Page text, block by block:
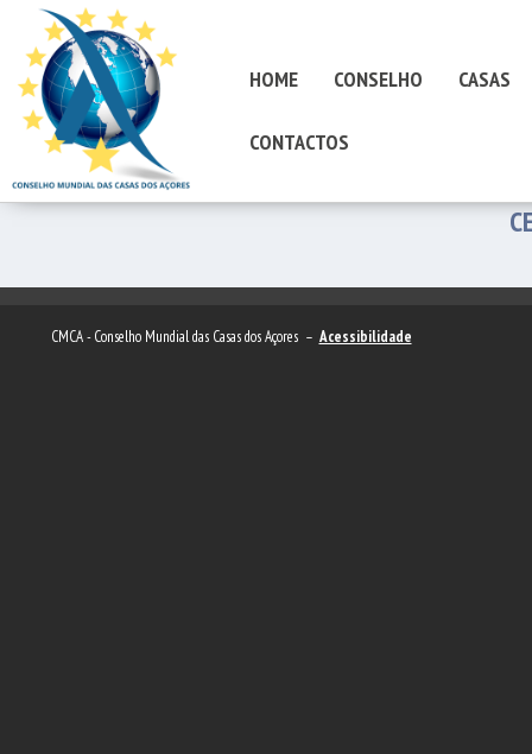
HOME CONSELHO CASAS
CONTACTOS
CMCA - Conselho Mundial das Casas dos Açores – Acessibilidade